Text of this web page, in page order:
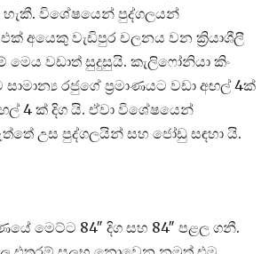
විශේෂයෙන් පුද්ගලයන්
අයෙකු වැඩිපුර චලනය වන ක්‍රියාශීලී
වඩාත් සුදුසුයි. කැලිෆෝනියා කිං
සාමාන්‍ය රජුගේ ප්‍රමාණයට වඩා අඟල් 4ක්
4 ක් දිග යි. ඒවා විශේෂයෙන්
උස පුද්ගලයින් සහ ජෝඩු සඳහා යි.
මෙට්ට 84″ දිග සහ 84″ පළල ගනී.